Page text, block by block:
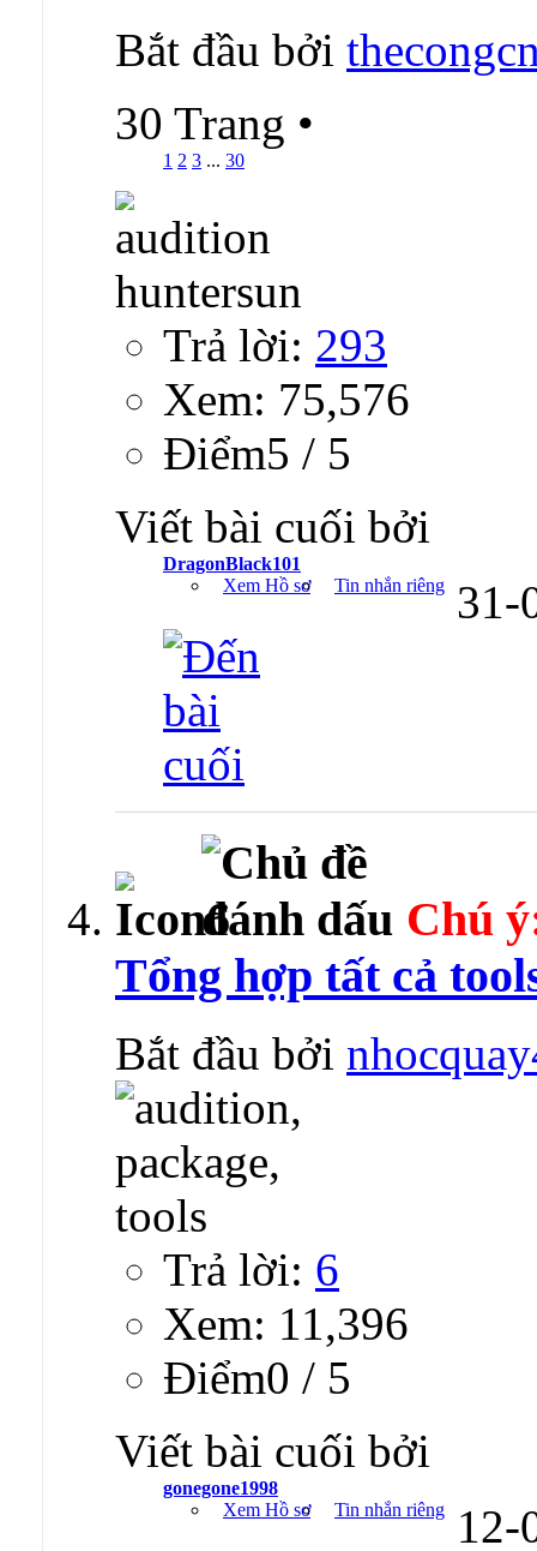
Bắt đầu bởi
30 Trang •
1 2 3 ... 30
Trả lời: 293
Xem: 75,576
Ðiểm5 / 5
Viết bài cuối bởi
DragonBlack101
Xem Hồ sơ
Tin nhắn riêng 31-
Chú
Tổng hợp tất cả
Bắt đầu bởi
Trả lời: 6
Xem: 11,396
Ðiểm0 / 5
Viết bài cuối bởi
gonegone1998
Xem Hồ sơ
Tin nhắn riêng